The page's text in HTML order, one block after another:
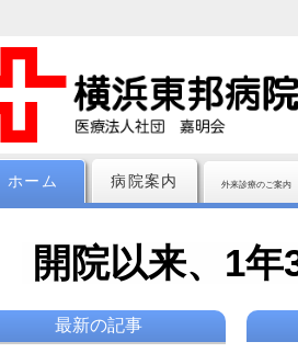
ホーム 病院案内 外来診療のご案内
開院以来、1
最新の記事